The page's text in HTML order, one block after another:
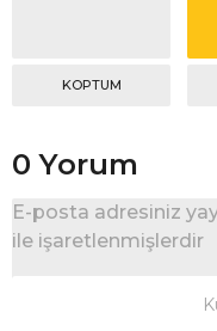
KOPTUM
0 Yorum
E-posta adresiniz
ile işaretlenmişlerdir